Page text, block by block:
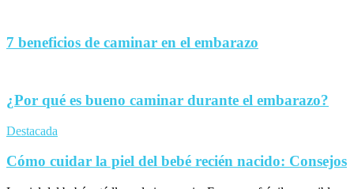
7 beneficios de caminar en el embarazo
¿Por qué es bueno caminar durante el embarazo?
Destacada
Cómo cuidar la piel del bebé recién nacido: Consejos